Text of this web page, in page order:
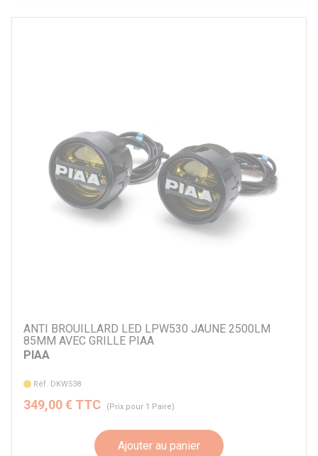
ANTI BROUILLARD LED LPW530 JAUNE 2500LM
85MM AVEC GRILLE PIAA
PIAA
Réf. DKW538
349,00 € TTC (Prix pour 1 Paire)
Ajouter au panier